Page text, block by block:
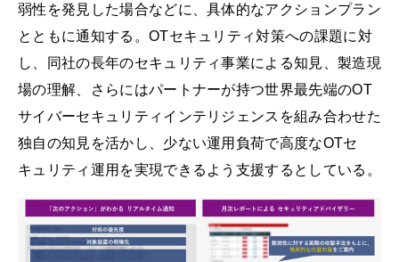
弱性を発見した場合などに、具体的なアクションプラン
とともに通知する。OTセキュリティ対策への課題に対
し、同社の長年のセキュリティ事業による知見、製造現
場の理解、さらにはパートナーが持つ世界最先端のOT
サイバーセキュリティインテリジェンスを組み合わせた
独自の知見を活かし、少ない運用負荷で高度なOTセ
キュリティ運用を実現できるよう支援するとしている。